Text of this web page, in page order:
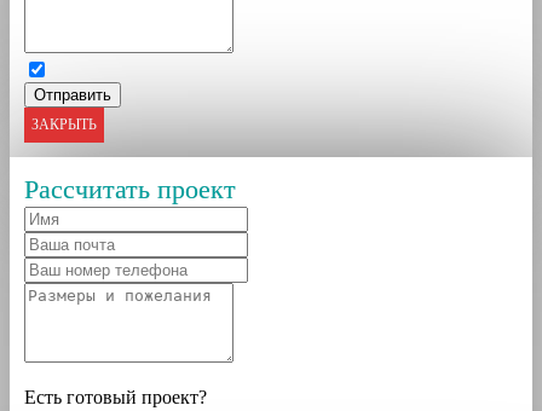
ЗАКРЫТЬ
Рассчитать проект
Есть готовый проект?